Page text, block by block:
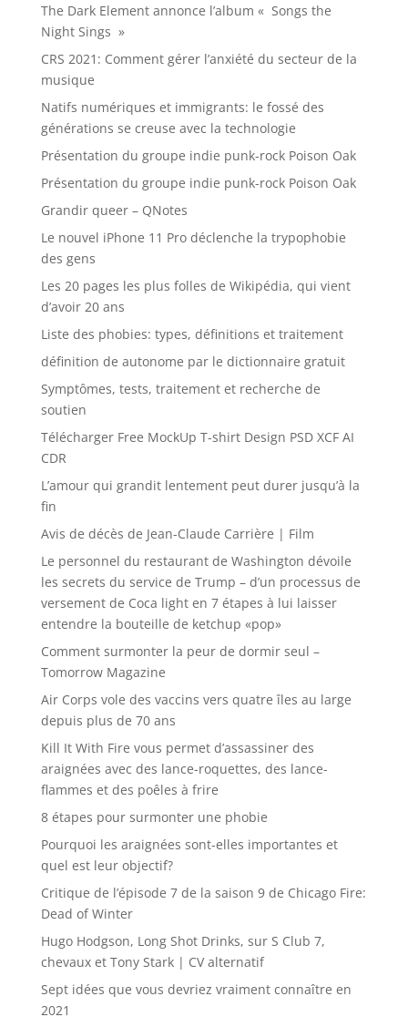
The Dark Element annonce l’album « Songs the
Night Sings »
CRS 2021: Comment gérer l’anxiété du secteur de la
musique
Natifs numériques et immigrants: le fossé des
générations se creuse avec la technologie
Présentation du groupe indie punk-rock Poison Oak
Présentation du groupe indie punk-rock Poison Oak
Grandir queer – QNotes
Le nouvel iPhone 11 Pro déclenche la trypophobie
des gens
Les 20 pages les plus folles de Wikipédia, qui vient
d’avoir 20 ans
Liste des phobies: types, définitions et traitement
définition de autonome par le dictionnaire gratuit
Symptômes, tests, traitement et recherche de
soutien
Télécharger Free MockUp T-shirt Design PSD XCF AI
CDR
L’amour qui grandit lentement peut durer jusqu’à la
fin
Avis de décès de Jean-Claude Carrière | Film
Le personnel du restaurant de Washington dévoile
les secrets du service de Trump – d’un processus de
versement de Coca light en 7 étapes à lui laisser
entendre la bouteille de ketchup «pop»
Comment surmonter la peur de dormir seul –
Tomorrow Magazine
Air Corps vole des vaccins vers quatre îles au large
depuis plus de 70 ans
Kill It With Fire vous permet d’assassiner des
araignées avec des lance-roquettes, des lance-
flammes et des poêles à frire
8 étapes pour surmonter une phobie
Pourquoi les araignées sont-elles importantes et
quel est leur objectif?
Critique de l’épisode 7 de la saison 9 de Chicago Fire:
Dead of Winter
Hugo Hodgson, Long Shot Drinks, sur S Club 7,
chevaux et Tony Stark | CV alternatif
Sept idées que vous devriez vraiment connaître en
2021